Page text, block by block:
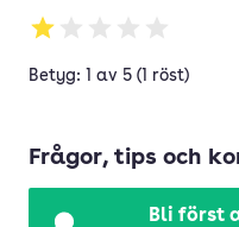
Betyg: 1 av 5 (1 röst)
Frågor, tips och
Bli först